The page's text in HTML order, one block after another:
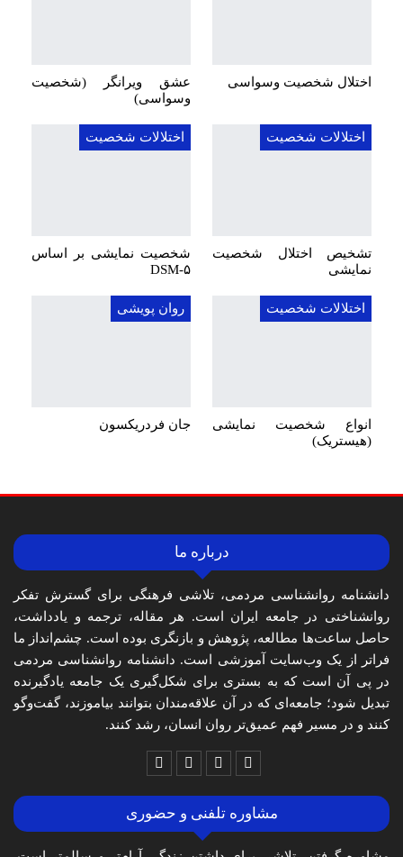
اختلال شخصیت وسواسی
عشق ویرانگر (شخصیت
وسواسی)
اختلالات شخصیت
تشخیص اختلال شخصیت
نمایشی
اختلالات شخصیت
شخصیت نمایشی بر اساس
DSM-۵
اختلالات شخصیت
انواع شخصیت نمایشی
(هیستریک)
روان پویشی
جان فردریکسون
درباره ما
دانشنامه روانشناسی مردمی، تلاشی فرهنگی برای گسترش تفکر
روانشناختی در جامعه ایران است. هر مقاله، ترجمه و یادداشت،
حاصل ساعت‌ها مطالعه، پژوهش و بازنگری بوده است. چشم‌انداز ما
فراتر از یک وب‌سایت آموزشی است. دانشنامه روانشناسی مردمی
در پی آن است که به بستری برای شکل‌گیری یک جامعه یادگیرنده
تبدیل شود؛ جامعه‌ای که در آن علاقه‌مندان بتوانند بیاموزند، گفت‌وگو
کنند و در مسیر فهم عمیق‌تر روان انسان، رشد کنند.
مشاوره تلفنی و حضوری